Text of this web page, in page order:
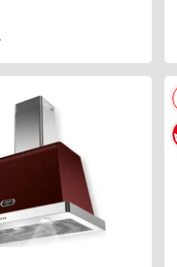
разного размера
привычно и
пользователей,
техникой найдут
разных возрастов.